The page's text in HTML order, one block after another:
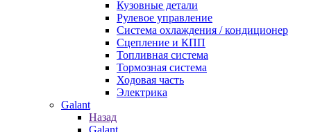
Кузовные детали
Рулевое управление
Система охлаждения / кондиционер
Сцепление и КПП
Топливная система
Тормозная система
Ходовая часть
Электрика
Galant
Назад
Galant